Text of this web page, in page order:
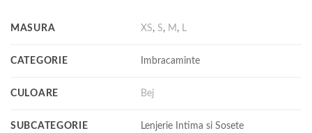
MASURA XS,S, M ,
CATEGORIE Imbracaminte
CULOARE Bej
SUBCATEGORIE Lenjerie Intima si Sosete